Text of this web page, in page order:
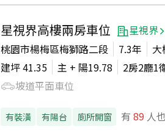
星視界高樓兩房車位
星視界
桃園市楊梅區梅獅路二段
7.3年
大
建坪41.35 主 + 陽19.78 2房2廳1
坡道平面車位
有裝潢 有陽台 廁所開窗 有 89 人